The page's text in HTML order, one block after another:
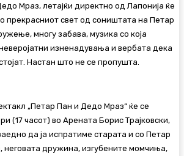
Мраз, летајќи директно од Лапонија ќе
прекрасниот свет од соништата на Петар
многу забава, музика со која
изненадувања и вербата дека
Настан што не се пропушта.
„Петар Пан и Дедо Мраз“ ќе се
(17 часот) во Арената Борис Трајковски,
да ја испратиме старата и со Петар
неговата дружина, изгубените момчиња,